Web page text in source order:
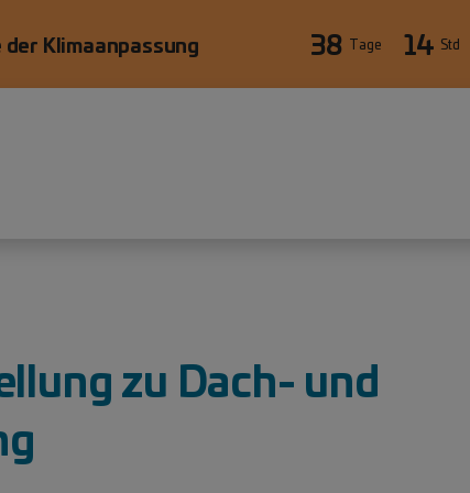
Klimaanpassung 38 Tage 14 Std
zu Dach- und